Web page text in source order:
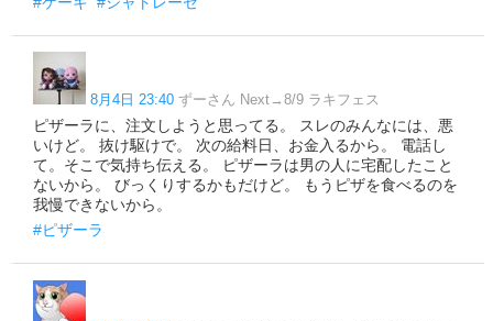
8月4日 23:40 ずーさん Next→8/9 ラキフェス
ピザーラに、注文しようと思ってる。 スレのみんなには、悪
いけど。 抜け駆けで。 次の給料日、お金入るから。 電話し
て。そこで気持ち伝える。 ピザーラは男の人に宅配したこと
ないから。 びっくりするかもだけど。 もうピザを食べるのを
我慢できないから。
#ピザーラ